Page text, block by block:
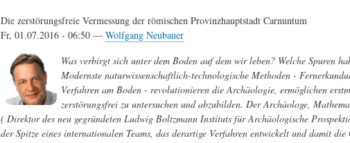
Die zerstörungsfreie Vermessung der römischen Provinzhauptstadt Carnuntum
Fr, 01.07.2016 - 06:50 — Wolfgang Neubauer
Was verbirgt sich unter dem Boden auf dem wir leben? Welche Spuren
Modernste naturwissenschaftlich-technologische Methoden -
Verfahren am Boden - revolutionieren die Archäologie, ermöglichen
zerstörungsfrei zu untersuchen und abzubilden. Der Archäologe,
( Direktor des neu gegründeten Ludwig Boltzmann Instituts für Archäologische
der Spitze eines internationalen Teams, das derartige Verfahren entwickelt und damit